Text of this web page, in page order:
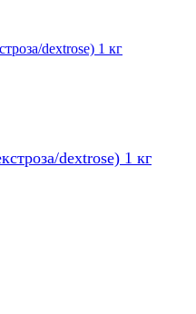
dextrose) 1 кг